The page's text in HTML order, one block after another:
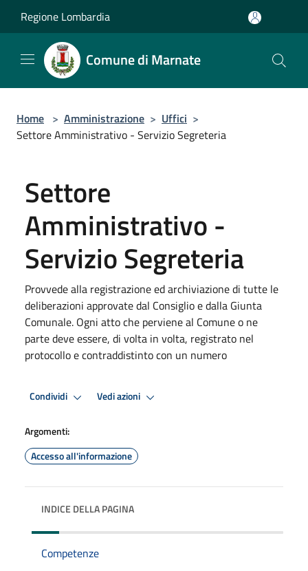
Regione Lombardia
Comune di Marnate
Home > Amministrazione > Uffici >
Settore Amministrativo - Servizio Segreteria
Settore
Amministrativo -
Servizio Segreteria
Provvede alla registrazione ed archiviazione di tutte le
deliberazioni approvate dal Consiglio e dalla Giunta
Comunale. Ogni atto che perviene al Comune o ne
parte deve essere, di volta in volta, registrato nel
protocollo e contraddistinto con un numero
Condividi Vedi azioni
Argomenti:
Accesso all'informazione
INDICE DELLA PAGINA
Competenze